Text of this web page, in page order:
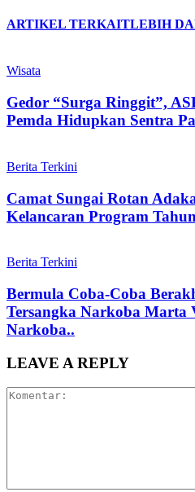
ARTIKEL TERKAITLEBIH
Wisata
‎Gedor “Surga Ringgit”,
Pemda Hidupkan Sentra
Berita Terkini
Camat Sungai Rotan
Kelancaran Program
Berita Terkini
Bermula Coba-Coba
Tersangka Narkoba Marta
Narkoba..
LEAVE A REPLY